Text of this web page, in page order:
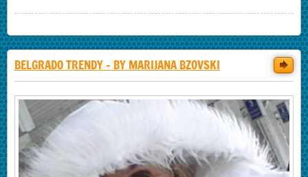
BELGRADO TRENDY - BY MARIJANA BZOVSKI